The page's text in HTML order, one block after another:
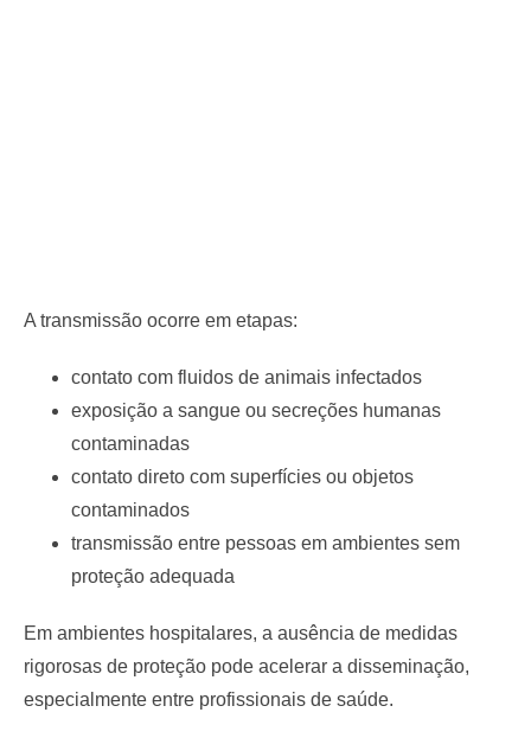
A transmissão ocorre em etapas:
contato com fluidos de animais infectados
exposição a sangue ou secreções humanas
contaminadas
contato direto com superfícies ou objetos
contaminados
transmissão entre pessoas em ambientes sem
proteção adequada
Em ambientes hospitalares, a ausência de medidas
rigorosas de proteção pode acelerar a disseminação,
especialmente entre profissionais de saúde.